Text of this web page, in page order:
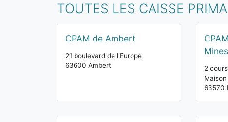
TOUTES LES CAISSE
CPAM de Ambert
21 boulevard de l'Europe
63600 Ambert
Mines
2
63570